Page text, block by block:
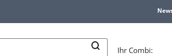
Ihr Combi: